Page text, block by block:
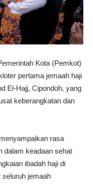
Kota (Pemkot)
pertama jemaah haji
El-Hajj, Cipondoh, yang
keberangkatan dan
rasa
dalam keadaan sehat
ibadah haji di
seluruh jemaah